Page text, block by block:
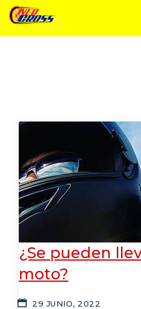
Blog
¿Se pueden
moto?
29 JUNIO, 2022